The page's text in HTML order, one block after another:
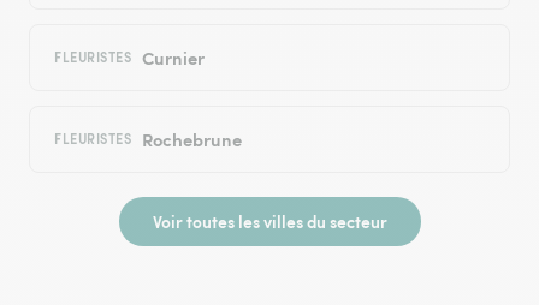
FLEURISTES Curnier
FLEURISTES Rochebrune
Voir toutes les villes du secteur